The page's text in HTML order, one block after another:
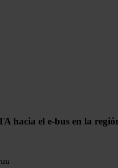
hacia el e-bus en la